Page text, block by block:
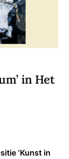
in Het
‘Kunst in